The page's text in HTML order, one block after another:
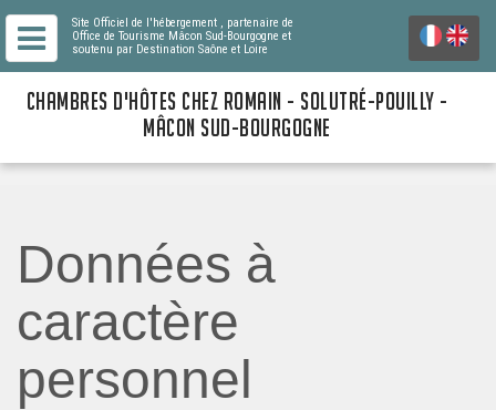
Site Officiel de l'hébergement , partenaire de
Office de Tourisme Mâcon Sud-Bourgogne et
soutenu par Destination Saône et Loire
CHAMBRES D'HÔTES CHEZ ROMAIN - SOLUTRÉ-POUILLY -
MÂCON SUD-BOURGOGNE
Données à
caractère
personnel